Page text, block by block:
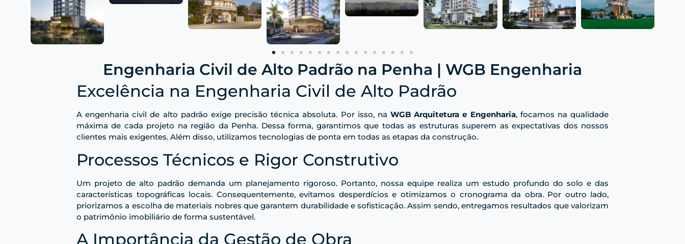
Engenharia Civil de Alto Padrão na Penha | WGB Engenharia
Excelência na Engenharia Civil de Alto Padrão
A engenharia civil de alto padrão exige precisão técnica absoluta. Por isso, naWGB Arquitetura e Engenharia, focamos na qualidade
máxima de cada projeto na região da Penha. Dessa forma, garantimos que todas as estruturas superem as expectativas dos nossos
clientes mais exigentes. Além disso, utilizamos tecnologias de ponta em todas as etapas da construção.
Processos Técnicos e Rigor Construtivo
Um projeto de alto padrão demanda um planejamento rigoroso. Portanto, nossa equipe realiza um estudo profundo do solo e das
características topográficas locais. Consequentemente, evitamos desperdícios e otimizamos o cronograma da obra. Por outro lado,
priorizamos a escolha de materiais nobres que garantem durabilidade e sofisticação. Assim sendo, entregamos resultados que valorizam
o patrimônio imobiliário de forma sustentável.
A Importância da Gestão de Obra